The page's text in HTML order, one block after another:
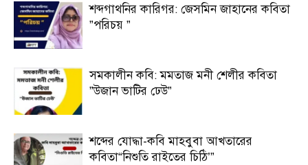
শব্দগাথনির কারিগর: জেসমিন জাহানের কবিতা
”পরিচয় ”
সমকালীন কবি: মমতাজ মনী শেলীর কবিতা
”উজান ভাটির ঢেউ”
শব্দের যোদ্ধা-কবি মাহবুবা আখতারের
কবিতা“নিশুতি রাইতের চিঠি’”